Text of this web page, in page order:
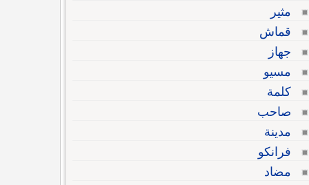
مثير
قماش
جهاز
مسيو
كلمة
صاحب
مدينة
فرانكو
مضاد